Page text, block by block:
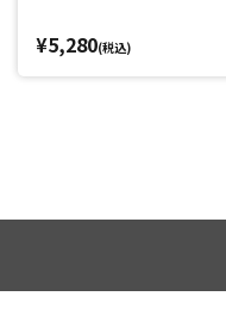
¥5,280(税込)